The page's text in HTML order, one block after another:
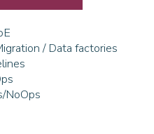
/ Data factories
NoOps